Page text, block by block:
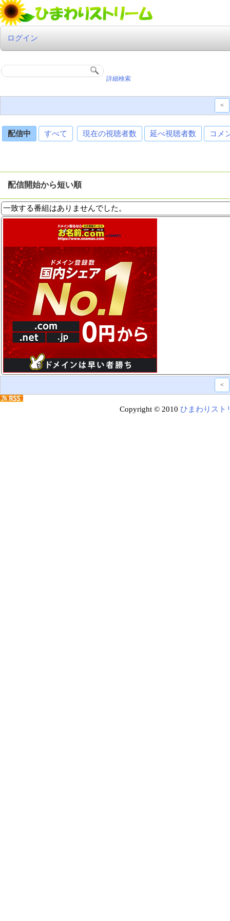
ログイン
詳細検索
<
配信中 すべて 現在の視聴者数 延べ視聴者数 コメ
配信開始から短い順
一致する番組はありませんでした。
<
Copyright © 2010 ひまわりスト